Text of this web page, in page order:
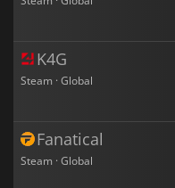
K4G
Steam · Global
Fanatical
Steam · Global